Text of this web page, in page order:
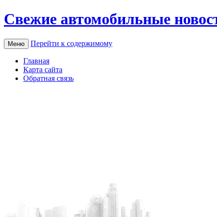
Свежие автомобильные
Меню Перейти к содержимому
Главная
Карта сайта
Обратная связь